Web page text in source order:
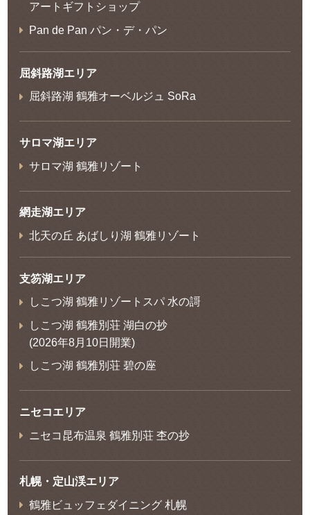
アートギフトショップ
Pan de Pan パン・デ・パン
屈斜路湖エリア
屈斜路湖 鶴雅オーベルジュ SoRa
サロマ湖エリア
サロマ湖 鶴雅リゾート
網走湖エリア
北天の丘 あばしり湖 鶴雅リゾート
支笏湖エリア
しこつ湖 鶴雅リゾートスパ 水の謌
しこつ湖 鶴雅別荘 湖白の抄
(2026年8月10日開業)
しこつ湖 鶴雅別荘 碧の座
ニセコエリア
ニセコ昆布温泉 鶴雅別荘 杢の抄
札幌・定山渓エリア
鶴雅ビュッフェダイニング 札幌